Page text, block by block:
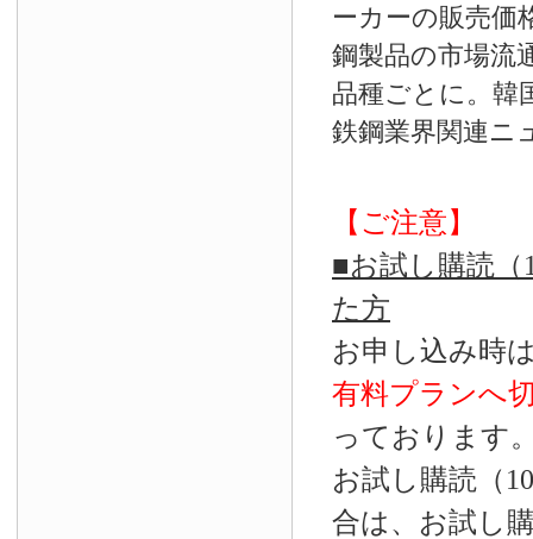
ーカーの販売価
鋼製品の市場流
品種ごとに。韓
鉄鋼業界関連ニ
【ご注意】
■お試し購読（
た方
お申し込み時
有料プランへ
っております
お試し購読（
合は、お試し